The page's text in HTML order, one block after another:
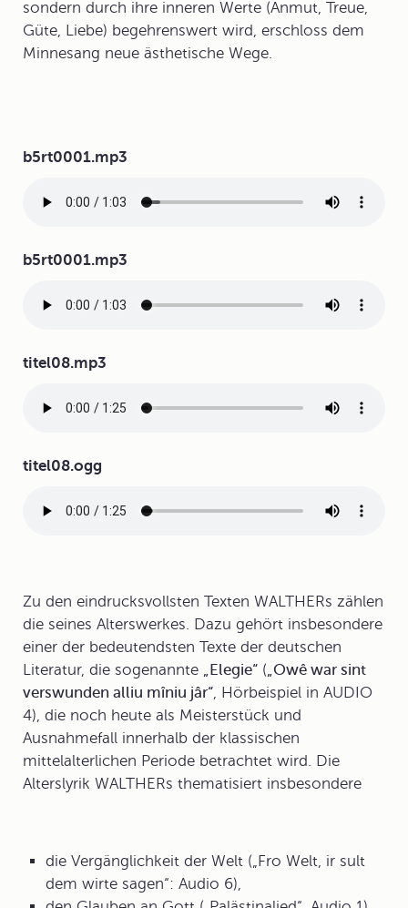
sondern durch ihre inneren Werte (Anmut, Treue,
Güte, Liebe) begehrenswert wird, erschloss dem
Minnesang neue ästhetische Wege.
b5rt0001.mp3
Audiodatei
b5rt0001.mp3
Audiodatei
titel08.mp3
Audiodatei
titel08.ogg
Audiodatei
Zu den eindrucksvollsten Texten WALTHERs zählen
die seines Alterswerkes. Dazu gehört insbesondere
einer der bedeutendsten Texte der deutschen
Literatur, die sogenannte „Elegie“ („Owê war sint
verswunden alliu mîniu jâr“, Hörbeispiel in AUDIO
4), die noch heute als Meisterstück und
Ausnahmefall innerhalb der klassischen
mittelalterlichen Periode betrachtet wird. Die
Alterslyrik WALTHERs thematisiert insbesondere
die Vergänglichkeit der Welt („Fro Welt, ir sult
dem wirte sagen“: Audio 6),